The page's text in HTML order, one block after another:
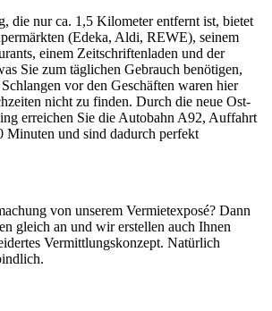
die nur ca. 1,5 Kilometer entfernt ist, bietet
(Edeka, Aldi, REWE), seinem
einem Zeitschriftenladen und der
Sie zum täglichen Gebrauch benötigen,
vor den Geschäften waren hier
nicht zu finden. Durch die neue Ost-
erreichen Sie die Autobahn A92, Auffahrt
Minuten und sind dadurch perfekt
von unserem Vermietexposé? Dann
gleich an und wir erstellen auch Ihnen
Vermittlungskonzept. Natürlich